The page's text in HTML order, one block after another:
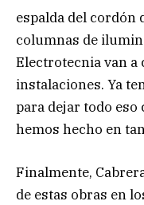
espalda del cordón
columnas de
Electrotecnia van a
instalaciones. Ya
para dejar todo
hemos hecho en
Finalmente,
de estas obras en